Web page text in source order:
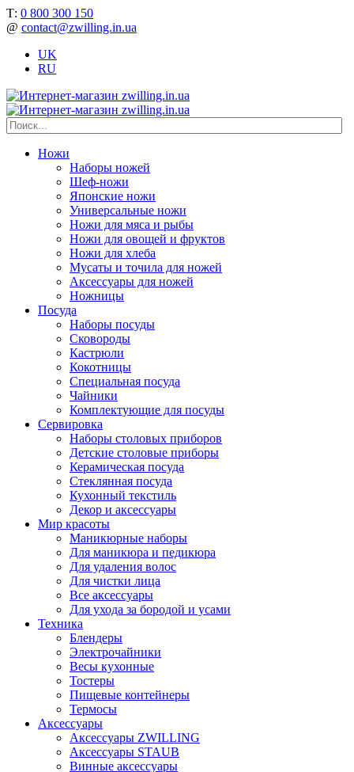
Т: 0 800 300 150
@ contact@zwilling.in.ua
UK
RU
Ножи
Наборы ножей
Шеф-ножи
Японские ножи
Универсальные ножи
Ножи для мяса и рыбы
Ножи для овощей и фруктов
Ножи для хлеба
Мусаты и точила для ножей
Аксессуары для ножей
Ножницы
Посуда
Наборы посуды
Сковороды
Кастрюли
Кокотницы
Специальная посуда
Чайники
Комплектующие для посуды
Сервировка
Наборы столовых приборов
Детские столовые приборы
Керамическая посуда
Стеклянная посуда
Кухонный текстиль
Декор и аксессуары
Мир красоты
Маникюрные наборы
Для маникюра и педикюра
Для удаления волос
Для чистки лица
Все аксессуары
Для ухода за бородой и усами
Техника
Блендеры
Электрочайники
Весы кухонные
Тостеры
Пищевые контейнеры
Термосы
Аксессуары
Аксессуары ZWILLING
Аксессуары STAUB
Винные аксессуары